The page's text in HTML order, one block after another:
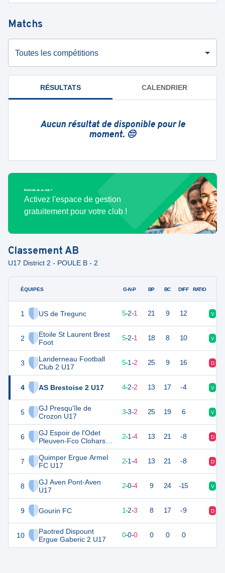
Matchs
Toutes les compétitions
RÉSULTATS CALENDRIER
Aucun résultat de disponible pour le
moment. 😔
Bénévole de ce club ?
Activez l'espace de gestion
gratuitement pour votre club !
ClassementAB
U17 District 2 - POULE B - 2
ÉQUIPES
1 US de Tregunc
2
Etoile St Laurent Brest
Foot
3
Landerneau Football
Club 2 U17
4 AS Brestoise 2 U17
5
GJ Presqu'île de
Crozon U17
6
GJ Espoir de l'Odet
Pleuven-Fco Clohars-
Fouesnant U17
7
Quimper Ergue Armel
FC U17
8
GJ Aven Pont-Aven
U17
9 Gourin FC
10
Paotred Dispount
Ergue Gaberic 2 U17
G-N-P BP BC DIFF RATIO
5-2-1 21 9 12 V
17 8 5-2-1 18 8 10 V
16 5-1-2 25 9 16 D
14 4-2-2 13 17 -4 V
12 3-3-2 25 19 6 V
6 2-1-4 13 21 -8 D
4 8 2-1-4 13 21 -8 D
4 2-0-4 9 24 -15 V
1-2-3 8 17 -9 D
0 0-0-0 0 0 0